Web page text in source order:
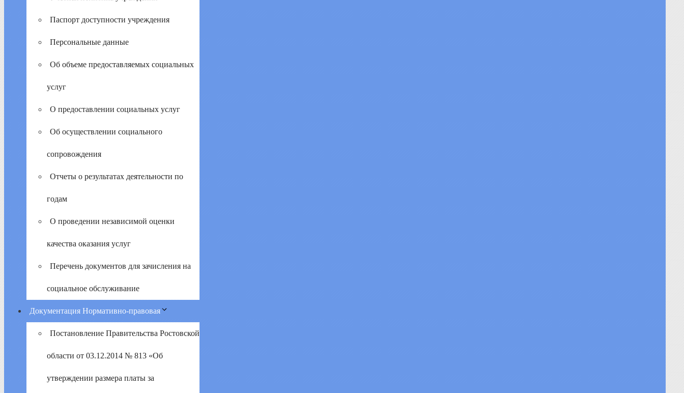
Паспорт доступности учреждения
Персональные данные
Об объеме предоставляемых социальных
услуг
О предоставлении социальных услуг
Об осуществлении социального
сопровождения
Отчеты о результатах деятельности по
годам
О проведении независимой оценки
качества оказания услуг
Перечень документов для зачисления на
социальное обслуживание
Документация Нормативно-правовая
Постановление Правительства Ростовской
области от 03.12.2014 № 813 «Об
утверждении размера платы за